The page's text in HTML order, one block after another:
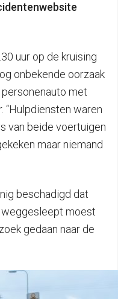
uur op de kruising
onbekende oorzaak
met
“Hulpdiensten waren
van beide voertuigen
maar niemand
beschadigd dat
moest
gedaan naar de